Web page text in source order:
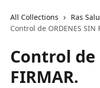
All Collections
Ras
Control de ORDENES SIN
Control de
FIRMAR.